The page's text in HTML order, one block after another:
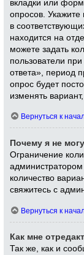
вкладки или
опросов. Укажите
в
находится на
можете задать
пользователи
ответа», период
опрос будет
изменять
Вернуться к
Почему я не
Ограничение
количество
свяжитесь с
Вернуться к
Как мне
Так же, как и